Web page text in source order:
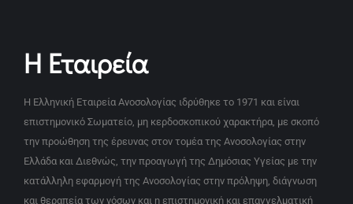
Η Εταιρεία
Η Ελληνική Εταιρεία Ανοσολογίας ιδρύθηκε το 1971 και είναι
επιστημονικό Σωματείο, μη κερδοσκοπικού χαρακτήρα, με σκοπό
την προώθηση της έρευνας στον τομέα της Ανοσολογίας στην
Ελλάδα και Διεθνώς, την προαγωγή της Δημόσιας Υγείας με την
κατάλληλη εφαρμογή της Ανοσολογίας στην πρόληψη, διάγνωση
και θεραπεία των νόσων και η επιστημονική και επαγγελματική